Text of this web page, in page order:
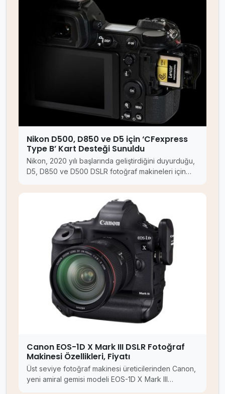
Nikon D500, D850 ve D5 için ‘CFexpress
Type B’ Kart Desteği Sunuldu
Nikon, 2020 yılı başlarında geliştirdiğini duyurduğu,
D5, D850 ve D500 DSLR fotoğraf makineleri için…
Canon EOS-1D X Mark III DSLR Fotoğraf
Makinesi Özellikleri, Fiyatı
Üst seviye fotoğraf makinesi üreticilerinden Canon,
yeni amiral gemisi modeli EOS-1D X Mark III…